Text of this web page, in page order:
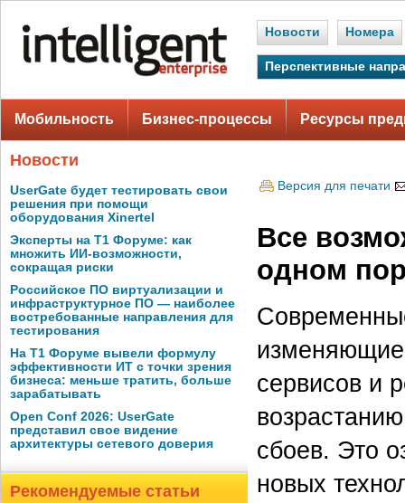
Новости Номера
Перспективные
Мобильность Бизнес-процессы Ресурсы
Новости
UserGate будет тестировать свои
решения при помощи
оборудования Xinertel
Эксперты на Т1 Форуме: как
множить ИИ-возможности,
сокращая риски
Российское ПО виртуализации и
инфраструктурное ПО — наиболее
востребованные направления для
тестирования
На Т1 Форуме вывели формулу
эффективности ИТ с точки зрения
бизнеса: меньше тратить, больше
зарабатывать
Open Conf 2026: UserGate
представил свое видение
архитектуры сетевого доверия
Рекомендуемые статьи
Версия для печати
Все
одном
сервисов и
сбоев. Это
новых